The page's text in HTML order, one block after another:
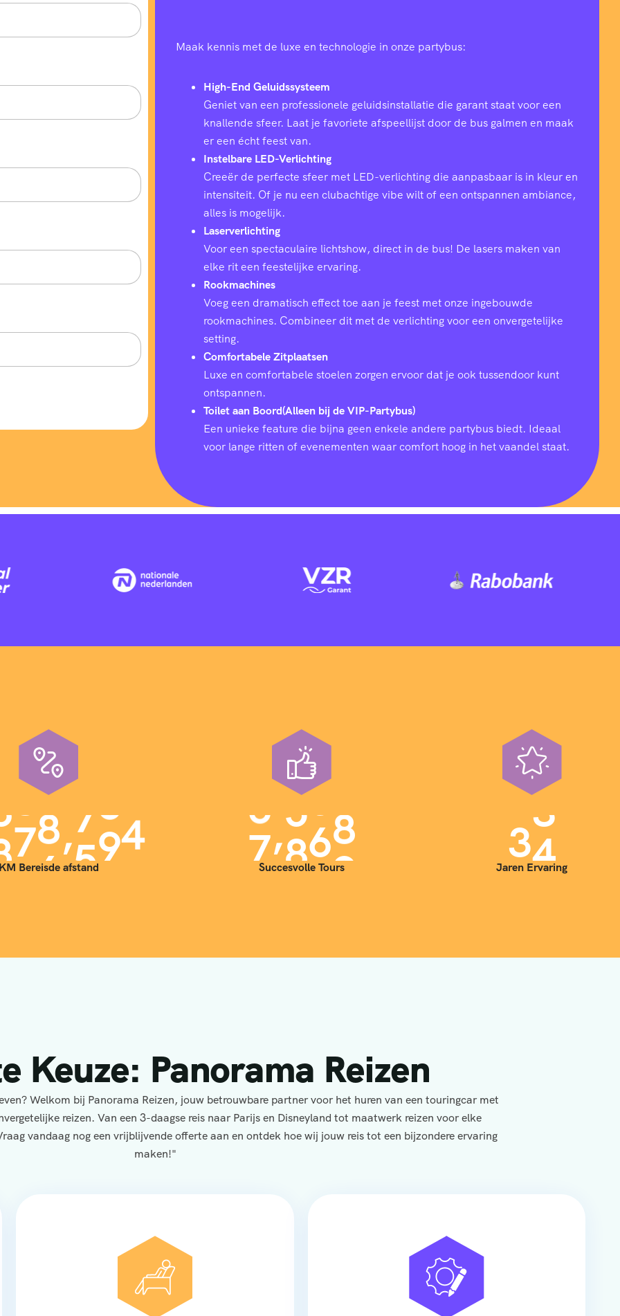
Maak kennis met de luxe en technologie in onze partybus:
High-End Geluidssysteem
Geniet van een professionele geluidsinstallatie die garant staat voor een
knallende sfeer. Laat je favoriete afspeellijst door de bus galmen en maak
er een écht feest van.
Instelbare LED-Verlichting
Creeër de perfecte sfeer met LED-verlichting die aanpasbaar is in kleur en
intensiteit. Of je nu een clubachtige vibe wilt of een ontspannen ambiance,
alles is mogelijk.
Laserverlichting
Voor een spectaculaire lichtshow, direct in de bus! De lasers maken van
elke rit een feestelijke ervaring.
Rookmachines
Voeg een dramatisch effect toe aan je feest met onze ingebouwde
rookmachines. Combineer dit met de verlichting voor een onvergetelijke
setting.
Comfortabele Zitplaatsen
Luxe en comfortabele stoelen zorgen ervoor dat je ook tussendoor kunt
ontspannen.
Toilet aan Boord(Alleen bij de VIP-Partybus)
Een unieke feature die bijna geen enkele andere partybus biedt. Ideaal
voor lange ritten of evenementen waar comfort hoog in het vaandel staat.
00,000
KM Bereisde afstand
7,000
Succesvolle Tours
35
Jaren Ervaring
Keuze: Panorama Reizen
Welkom bij Panorama Reizen, jouw betrouwbare partner voor het huren van een touringcar met
reizen. Van een 3-daagse reis naar Parijs en Disneyland tot maatwerk reizen voor elke
vandaag nog een vrijblijvende offerte aan en ontdek hoe wij jouw reis tot een bijzondere ervaring
maken!"